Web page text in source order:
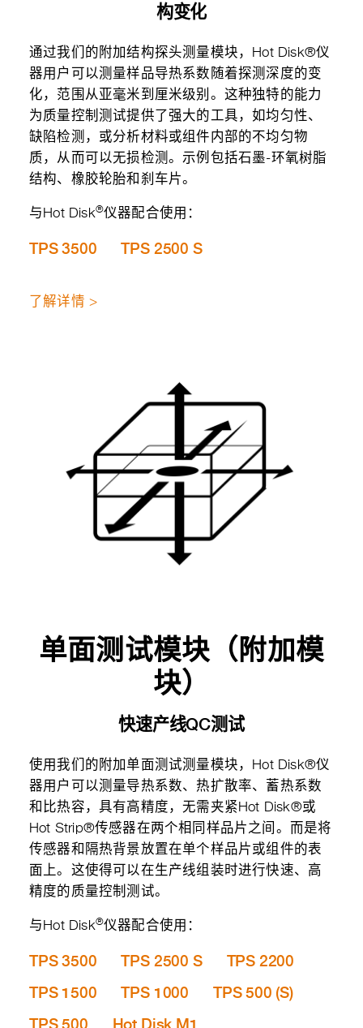
构变化
通过我们的附加结构探头测量模块，Hot Disk®仪
器用户可以测量样品导热系数随着探测深度的变
化，范围从亚毫米到厘米级别。这种独特的能力
为质量控制测试提供了强大的工具，如均匀性、
缺陷检测，或分析材料或组件内部的不均匀物
质，从而可以无损检测。示例包括石墨-环氧树脂
结构、橡胶轮胎和刹车片。
与Hot Disk®仪器配合使用：
TPS 3500 TPS 2500 S
了解详情 >
单面测试模块（附加模
块）
快速产线QC测试
使用我们的附加单面测试测量模块，Hot Disk®仪
器用户可以测量导热系数、热扩散率、蓄热系数
和比热容，具有高精度，无需夹紧Hot Disk®或
Hot Strip®传感器在两个相同样品片之间。而是将
传感器和隔热背景放置在单个样品片或组件的表
面上。这使得可以在生产线组装时进行快速、高
精度的质量控制测试。
与Hot Disk®仪器配合使用：
TPS 3500 TPS 2500 S
TPS 2200
TPS 1500
TPS 1000
TPS 500 (S)
TPS 500
Hot Disk M1